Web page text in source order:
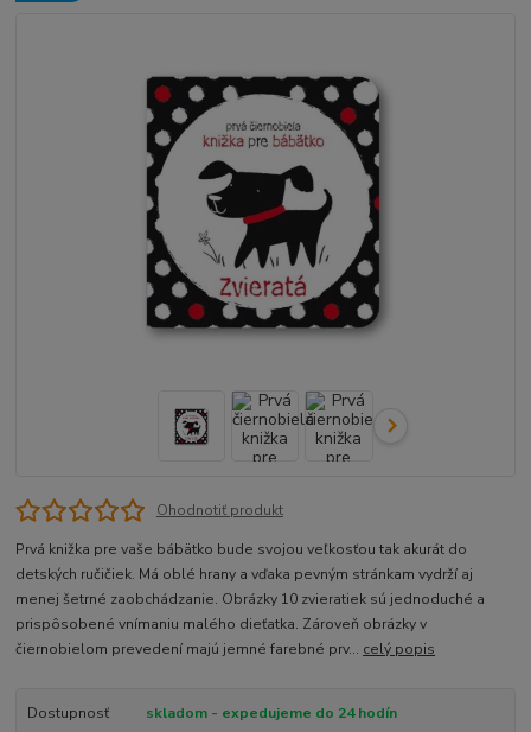
Ohodnotiť produkt
Prvá knižka pre vaše bábätko bude svojou veľkosťou tak akurát do
detských ručičiek. Má oblé hrany a vďaka pevným stránkam vydrží aj
menej šetrné zaobchádzanie. Obrázky 10 zvieratiek sú jednoduché a
prispôsobené vnímaniu malého dieťatka. Zároveň obrázky v
čiernobielom prevedení majú jemné farebné prv... celý popis
Dostupnosť skladom - expedujeme do 24 hodín